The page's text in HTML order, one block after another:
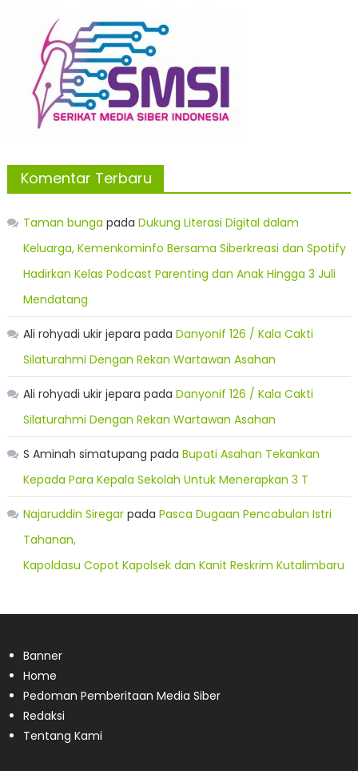
Komentar Terbaru
Taman bunga pada Dukung Literasi Digital dalam
Keluarga, Kemenkominfo Bersama Siberkreasi dan Spotify
Hadirkan Kelas Podcast Parenting dan Anak Hingga 3 Juli
Mendatang
Ali rohyadi ukir jepara pada Danyonif 126 / Kala Cakti
Silaturahmi Dengan Rekan Wartawan Asahan
Ali rohyadi ukir jepara pada Danyonif 126 / Kala Cakti
Silaturahmi Dengan Rekan Wartawan Asahan
S Aminah simatupang pada Bupati Asahan Tekankan
Kepada Para Kepala Sekolah Untuk Menerapkan 3 T
Najaruddin Siregarpada Pasca Dugaan Pencabulan Istri
Tahanan,
Kapoldasu Copot Kapolsek dan Kanit Reskrim Kutalimbaru
Banner
Home
Pedoman Pemberitaan Media Siber
Redaksi
Tentang Kami